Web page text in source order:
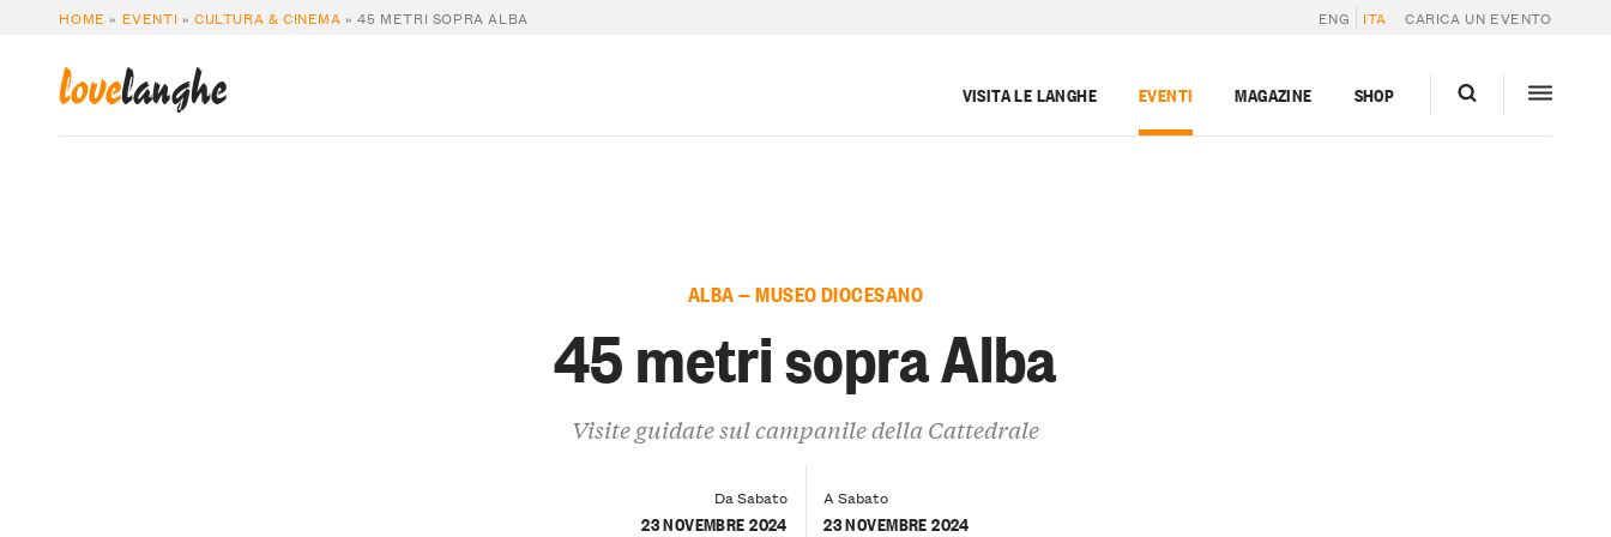
HOME » EVENTI »CULTURA & CINEMA »45 METRI SOPRA ALBA ENG ITA CARICA UN EVENTO
lovelanghe VISITA LE LANGHE EVENTI MAGAZINE SHOP
ALBA — MUSEO DIOCESANO
45 metri sopra Alba
Visite guidate sul campanile della Cattedrale
Da Sabato
23 NOVEMBRE 2024
A Sabato
23 NOVEMBRE 2024